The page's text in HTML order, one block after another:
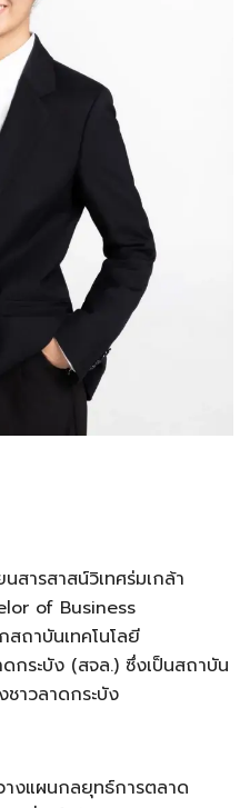
สารสาสน์วิเทศร่มเกล้า
of Business
ถาบันเทคโนโลยี
กระบัง (สจล.) ซึ่งเป็นสถาบัน
าวลาดกระบัง
งแผนกลยุทธ์การตลาด